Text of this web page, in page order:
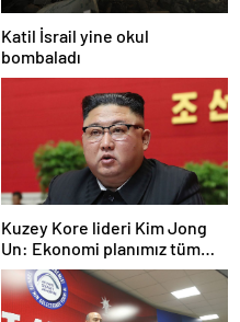
Katil İsrail yine okul
bombaladı
Kuzey Kore lideri Kim Jong
Un: Ekonomi planımız tüm
sektörlerde başarısız oldu